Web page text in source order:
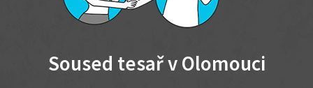
Soused tesař v Olomouci